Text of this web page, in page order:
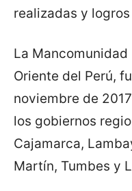
realizadas y
La
Oriente del Perú,
noviembre de
los gobiernos
Cajamarca,
Martín, Tumbes y